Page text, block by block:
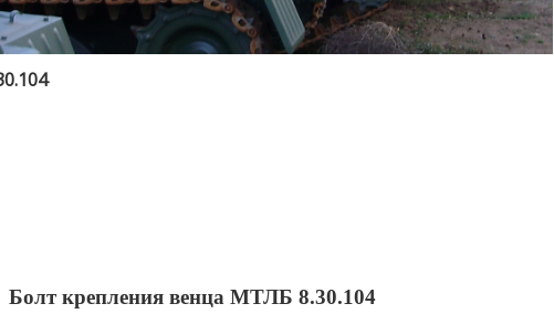
Болт крепления венца МТЛБ 8.30.104